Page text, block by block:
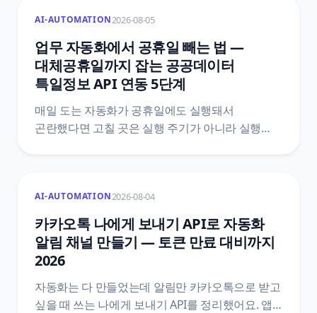
AI-AUTOMATION2026-08-05
업무 자동화에서 공휴일 빼는 법 —
대체공휴일까지 잡는 공공데이터
특일정보 API 연동 5단계
매일 도는 자동화가 공휴일에도 실행돼서
곤란했다면 고칠 곳은 실행 주기가 아니라 실행
틀리는지, 공식 문서끼리 어긋나는 지점은
어디인지까지 원문을 근거로 정리했어요.
AI-AUTOMATION2026-08-04
카카오톡 나에게 보내기 API로 자동화
알림 채널 만들기 — 토큰 만료 대비까지
2026
자동화는 다 만들었는데 알림만 카카오톡으로 받고
싶을 때 쓰는 나에게 보내기 API를 정리했어요. 앱